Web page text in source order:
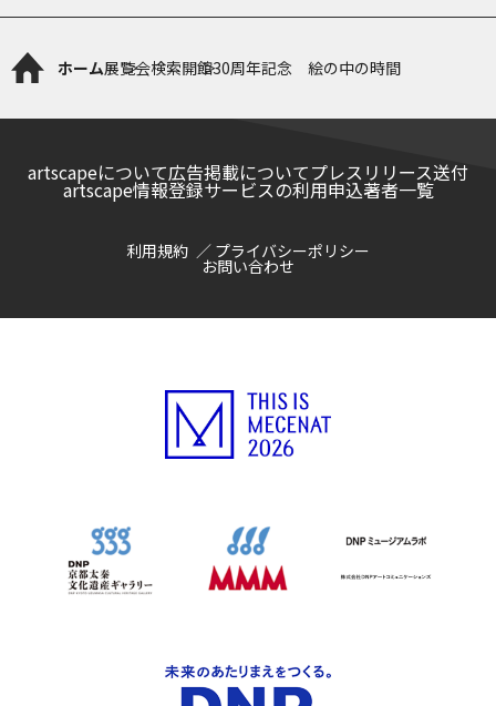
ホーム展覧会検索開館30周年記念 絵の中の時間
artscapeについて広告掲載についてプレスリリース送付
artscape情報登録サービスの利用申込著者一覧
利用規約 プライバシーポリシー
お問い合わせ